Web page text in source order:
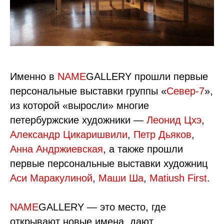
Именно в NAMEGALLERY прошли первые
персональные выставки группы «Север-7»,
из которой «выросли» многие
петербуржские художники — Леонид Цхэ,
Александр Цикаришвили, Петр Дьяков,
Анна Андржиевская, а также прошли
первые персональные выставки художниц
Аси Маракулиной, Маши Ша, Matiush First.
NAMEGALLERY — это место, где
открывают новые имена, дают